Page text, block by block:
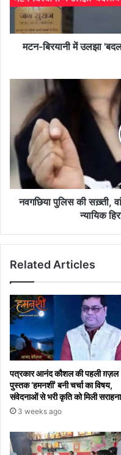
स्वाद,
के
भाषणमटन-बिरयानी में उलझा
सख़्ती,
वांछित
अभियुक्तों
की
ताबड़तोड़
गिरफ्तारी,
न्यायिक
आरोपी
नवगछिया पुलिस की सख़्ती,
न्यायिक
Related Articles
पत्रकार आनंद कौशल की पहली ग़ज़ल
पुस्तक ‘हमनशीं’ बनी चर्चा का विषय,
संवेदनाओं से भरी कृति को मिली सराहना
3 weeks ago